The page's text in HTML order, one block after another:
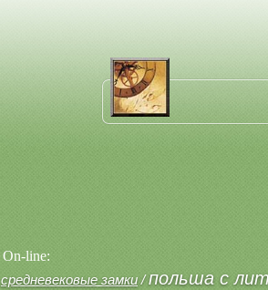
On-line:
средневековые замки/польша с